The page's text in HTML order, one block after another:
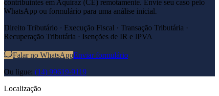
contribuintes em Aquiraz (CE) remotamente. Envie seu caso pelo
WhatsApp ou formulário para uma análise inicial.
Direito Tributário · Execução Fiscal · Transação Tributária ·
Recuperação Tributária · Isenções de IR e IPVA
Falar no WhatsAppEnviar formulário
Ou ligue: (14) 99619-9119
Localização